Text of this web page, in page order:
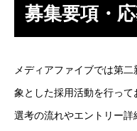
募集要項・
メディアファイブでは第
象とした採用活動を行って
選考の流れやエントリー詳